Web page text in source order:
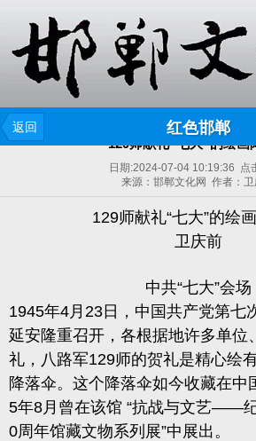
返回 红色邯郸
129师献礼“七大”的绘画
日期:2024-07-04 10:19:36 点
来源：邯郸文化网 作者：
129师献礼“七大”的绘
卫庆前
中共“七大”会场
1945年4月23日，中国共产党第七
延安隆重召开，各根据地许多单位
礼，八路军129师的贺礼是精心绘
降落伞。这个降落伞如今收藏在中
5年8月曾在该馆 “抗战与文艺——
0周年馆藏文物系列展”中展出。